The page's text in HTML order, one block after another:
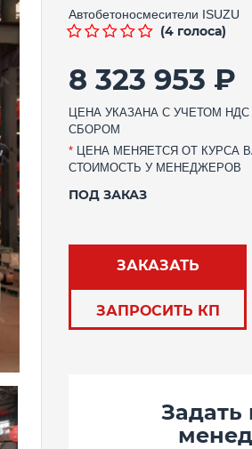
Автобетоносмесители ISUZU
(4 голоса)
8 323 953 ₽
ЦЕНА УКАЗАНА С УЧЕТОМ
СБОРОМ
* ЦЕНА МЕНЯЕТСЯ ОТ КУРСА
СТОИМОСТЬ У МЕНЕДЖЕРОВ
ПОД ЗАКАЗ
ЗАКАЗАТЬ
ЗАПРОСИТЬ КП
Задать